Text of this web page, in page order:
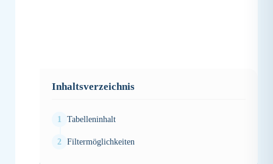
Inhaltsverzeichnis
Tabelleninhalt
Filtermöglichkeiten
Aufgaben angezeigt, die innerhalb des Accounts